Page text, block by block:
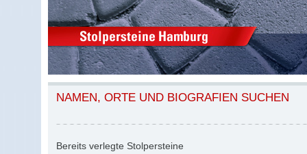
NAMEN, ORTE UND BIOGRAFIEN SUCHEN
Bereits verlegte Stolpersteine